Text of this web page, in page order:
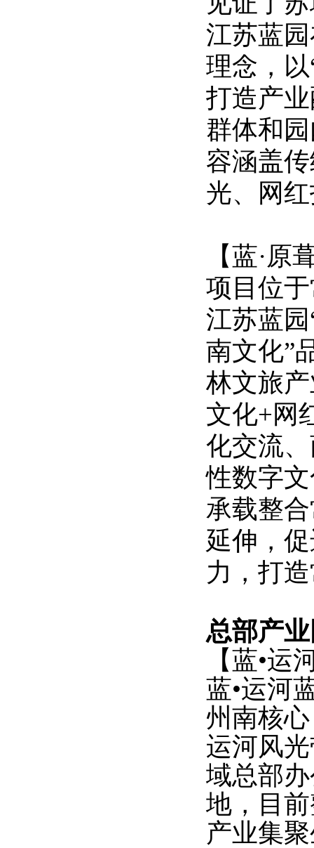
江苏蓝
理念，
打造产
群体和
容涵盖
光、网
【蓝·原
项目位
江苏蓝
南文化”
林文旅
文化+网
化交流
性数字
承载整
延伸，
力，打
总部产
【蓝•运
蓝•运河
州南核
运河风
域总部
地，目
产业集